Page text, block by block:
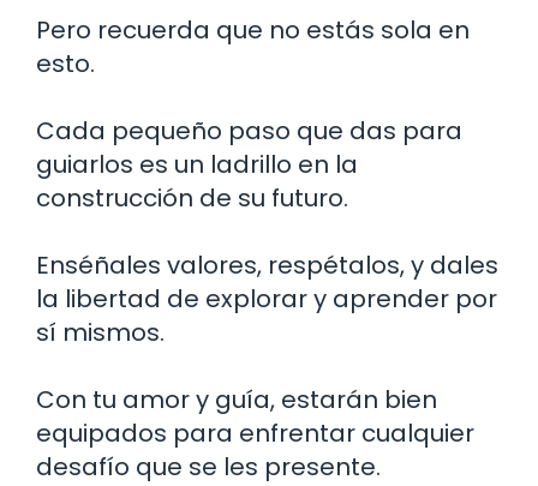
Pero recuerda que no estás sola en
esto.
Cada pequeño paso que das para
guiarlos es un ladrillo en la
construcción de su futuro.
Enséñales valores, respétalos, y dales
la libertad de explorar y aprender por
sí mismos.
Con tu amor y guía, estarán bien
equipados para enfrentar cualquier
desafío que se les presente.